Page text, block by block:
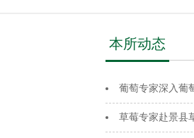
本所动态
葡萄专家深入葡
草莓专家赴景县